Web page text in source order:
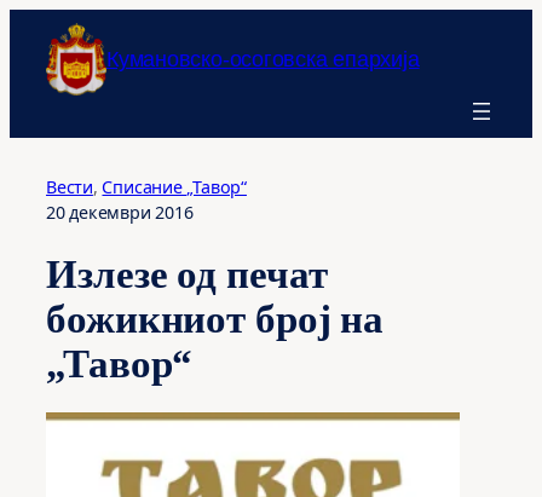
содржината
Кумановско-осоговска епархија
Вести, Списание „Тавор“
20 декември 2016
Излезе од печат
божикниот број на
„Тавор“